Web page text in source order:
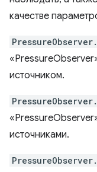
качестве
источником.
источниками.